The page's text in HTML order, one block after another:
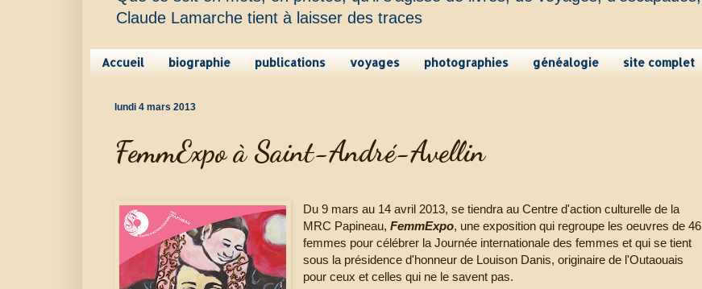
Claude Lamarche tient à laisser des traces
Accueil biographie publications voyages photographies généalogie site complet
lundi 4 mars 2013
FemmExpo à Saint-André-Avellin
Du 9 mars au 14 avril 2013, se tiendra au Centre d'action culturelle de la
MRC Papineau,FemmExpo, une exposition qui regroupe les oeuvres de 46
femmes pour célébrer la Journée internationale des femmes et qui se tient
sous la présidence d'honneur de Louison Danis, originaire de l'Outaouais
pour ceux et celles qui ne le savent pas.